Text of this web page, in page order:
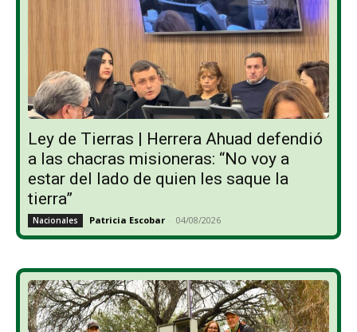
Ley de Tierras | Herrera Ahuad defendió
a las chacras misioneras: “No voy a
estar del lado de quien les saque la
tierra”
Nacionales Patricia Escobar - 04/08/2026